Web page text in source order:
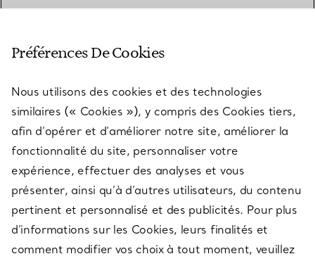
SERVICES
À PROPOS
QUESTIONS LÉGALES
Préférences De Cookies
Nous utilisons des cookies et des technologies
similaires (« Cookies »), y compris des Cookies tiers,
afin d’opérer et d’améliorer notre site, améliorer la
fonctionnalité du site, personnaliser votre
expérience, effectuer des analyses et vous
présenter, ainsi qu’à d’autres utilisateurs, du contenu
pertinent et personnalisé et des publicités. Pour plus
d’informations sur les Cookies, leurs finalités et
comment modifier vos choix à tout moment, veuillez